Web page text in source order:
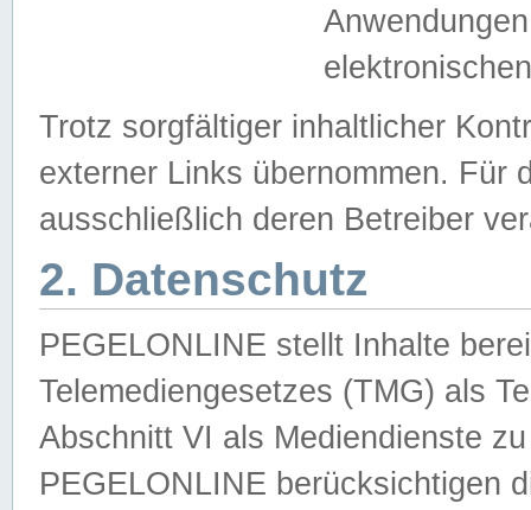
Trotz sorgfältiger inhaltlicher
externer Links übernommen. Für
ausschließlich deren Betreiber
2. Datenschutz
PEGELONLINE stellt Inhalte
Telemediengesetzes (TMG) als
Abschnitt VI als Mediendienste
PEGELONLINE berücksichtigen